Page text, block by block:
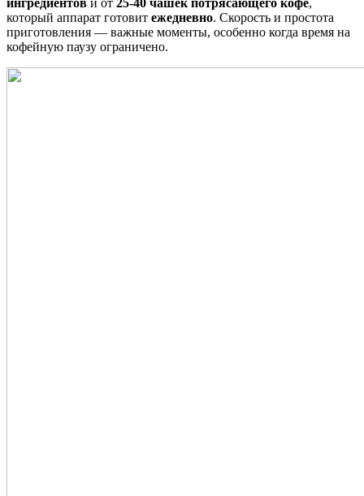
который аппарат готовит ежедневно. Скорость и простота
приготовления — важные моменты, особенно когда время на
кофейную паузу ограничено.